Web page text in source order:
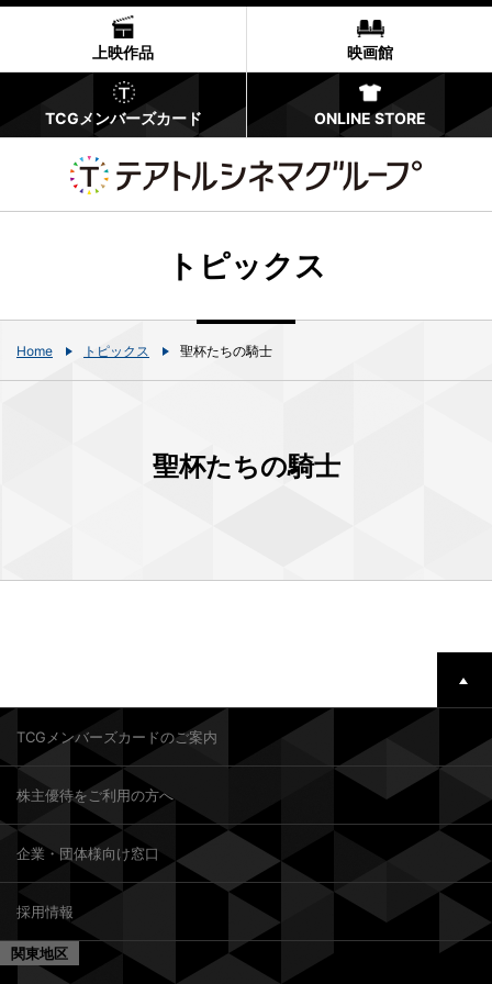
上映作品 映画館
TCGメンバーズカード ONLINE STORE
トピックス
Home トピックス 聖杯たちの騎士
聖杯たちの騎士
TCGメンバーズカードのご案内
株主優待をご利用の方へ
企業・団体様向け窓口
採用情報
関東地区